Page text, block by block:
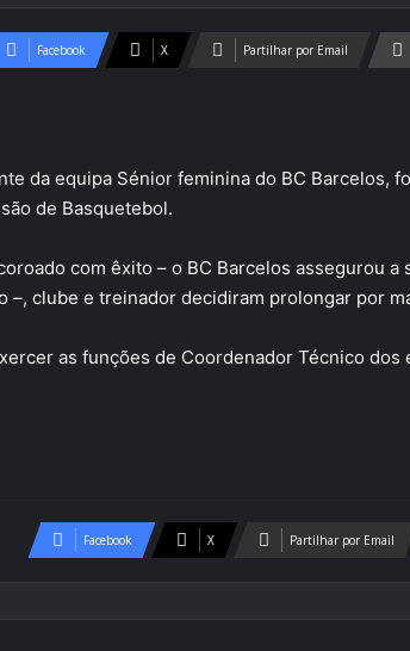
Facebook X Partilhar por Email
da equipa Sénior feminina do BC Barcelos,
de Basquetebol.
com êxito – o BC Barcelos assegurou
–, clube e treinador decidiram prolongar por
as funções de Coordenador Técnico dos
Facebook X Partilhar por Email